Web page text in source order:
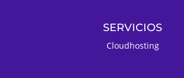
SERVICIOS
Cloudhosting